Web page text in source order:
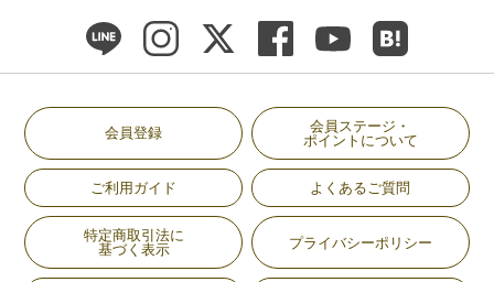
会員登録
会員ステージ・
ポイントについて
ご利用ガイド よくあるご質問
特定商取引法に
基づく表示
プライバシーポリシー